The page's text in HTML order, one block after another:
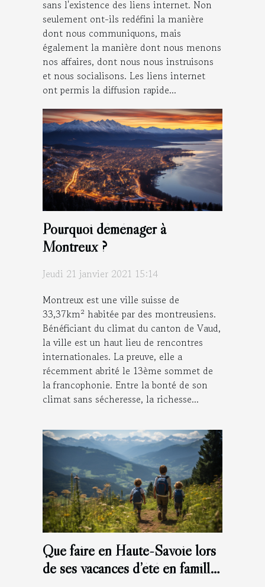
sans l'existence des liens internet. Non
seulement ont-ils redéfini la manière
dont nous communiquons, mais
également la manière dont nous menons
nos affaires, dont nous nous instruisons
et nous socialisons. Les liens internet
ont permis la diffusion rapide...
Pourquoi déménager à
Montreux ?
Jeudi 21 janvier 2021 15:14
Montreux est une ville suisse de
33,37km² habitée par des montreusiens.
Bénéficiant du climat du canton de Vaud,
la ville est un haut lieu de rencontres
internationales. La preuve, elle a
récemment abrité le 13ème sommet de
la francophonie. Entre la bonté de son
climat sans sécheresse, la richesse...
Que faire en Haute-Savoie lors
de ses vacances d’été en famille